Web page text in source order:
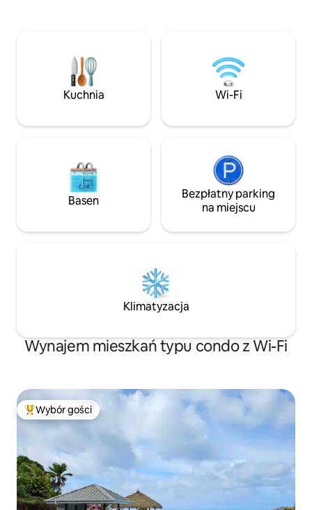
przygotowywania posiłków, z którymi
możesz cieszyć się wyjątkowymi dla
małym ogrodem
z pralką.
Kuchnia Wi-Fi
Basen
Bezpłatny parking
na miejscu
Klimatyzacja
Wynajem mieszkań typu condo z Wi-Fi
Najpopularniejsze z kategorii Wybór gości
Wybór gości